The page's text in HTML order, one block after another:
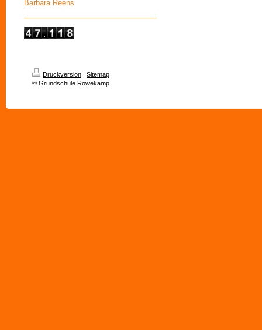
Barbara Reens
Druckversion | Sitemap
© Grundschule Röwekamp